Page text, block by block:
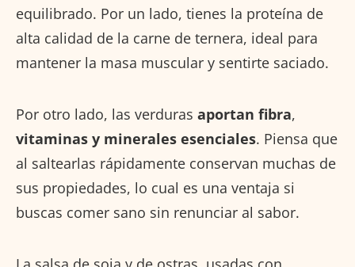
equilibrado. Por un lado, tienes la proteína de
alta calidad de la carne de ternera, ideal para
mantener la masa muscular y sentirte saciado.
Por otro lado, las verduras aportan fibra,
vitaminas y minerales esenciales. Piensa que
al saltearlas rápidamente conservan muchas de
sus propiedades, lo cual es una ventaja si
buscas comer sano sin renunciar al sabor.